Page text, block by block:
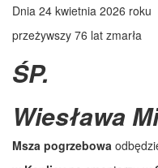
Dnia 24 kwietnia 2026 roku
przeżywszy 76 lat zmarła
ŚP.
Wiesława
Msza pogrzebowa